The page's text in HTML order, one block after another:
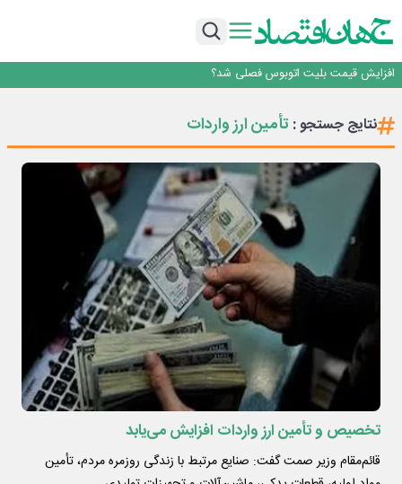
۲ درصد از مشترکان ۱۰ درصد برق خانگی را مصرف می‌کنند!
روزنامه ۱۷ مرداد
افزایش قیمت بلیت اتوبوس فصلی شد؟
چرا بدون ثبات ارزی، صنایع بزرگ ایران در بن‌بست باقی می‌مانند
رانندگان انگلیسی به سرقت سوخت روی آوردند!
۲ درصد از مشترکان ۱۰ درصد برق خانگی را مصرف می‌کنند!
روزنامه ۱۷ مرداد
افزایش قیمت بلیت اتوبوس فصلی شد؟
نتایج جستجو : تأمین ارز واردات
تخصیص و تأمین ارز واردات افزایش می‌یابد
قائم‌مقام وزیر صمت گفت: صنایع مرتبط با زندگی روزمره مردم، تأمین